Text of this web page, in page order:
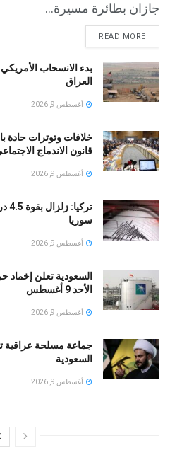
جازان بطائرة مسيرة...
READ MORE
بدء الانسحاب
العراق
أغسطس 9, 2026
خلافات وتوترات حادة
قانون الاندماج
أغسطس 9, 2026
سوريا
أغسطس 9, 2026
السعودية تعلن إخماد
الأحد 9 أغسطس
أغسطس 9, 2026
جماعة مسلحة عراقية
السعودية
أغسطس 9, 2026